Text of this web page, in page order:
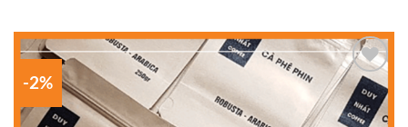
-2%
Add to
wishlist